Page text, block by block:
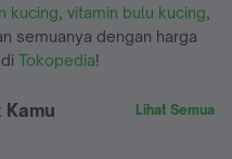
kucing, vitamin bulu kucing,
semuanya dengan harga
Tokopedia!
Lihat Semua